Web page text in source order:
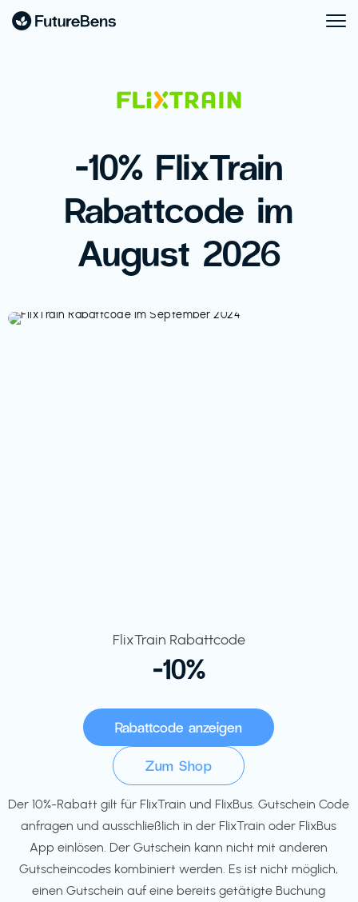
-10% FlixTrain
Rabattcode im
August 2026
FlixTrain Rabattcode
-10%
Zum Shop
Der 10%-Rabatt gilt für FlixTrain und FlixBus. Gutschein Code
anfragen und ausschließlich in der FlixTrain oder FlixBus
App einlösen. Der Gutschein kann nicht mit anderen
Gutscheincodes kombiniert werden. Es ist nicht möglich,
einen Gutschein auf eine bereits getätigte Buchung